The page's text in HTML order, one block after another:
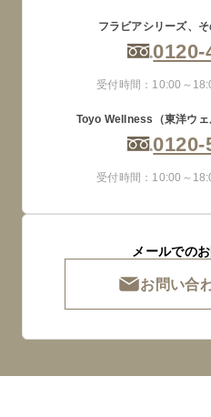
フラビアシリーズ、
0120-
受付時間：10:00～
Toyo Wellness（東洋ウ
0120-
受付時間：10:00～
メールでの
お問い合